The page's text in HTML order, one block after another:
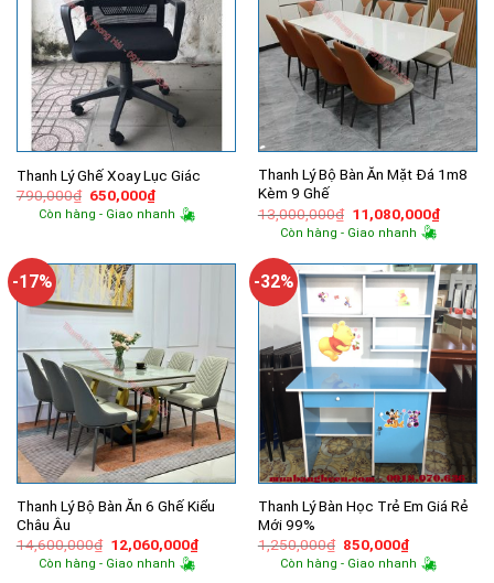
Thanh Lý Ghế Xoay Lục Giác
790,000₫ Giá
gốc
là:
650,000₫Giá
hiện
tại
Còn hàng - Giao nhanh
Thanh Lý Bộ Bàn Ăn Mặt Đá 1m8
Kèm 9 Ghế
13,000,000₫ Giá
gốc
là:
11,080,000₫Giá
hiện
Còn hàng - Giao nhanh
-17%
Thanh Lý Bộ Bàn Ăn 6 Ghế Kiểu
Châu Âu
14,600,000₫ Giá
gốc
là:
12,060,000₫Giá
hiện
Còn hàng - Giao nhanh
-32%
Thanh Lý Bàn Học Trẻ Em Giá Rẻ
Mới 99%
1,250,000₫ Giá
gốc
là:
850,000₫Giá
hiện
tại
Còn hàng - Giao nhanh